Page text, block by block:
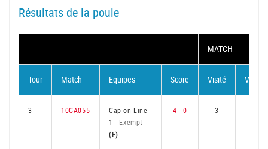
Résultats de la poule
MATCH
Tour Match Equipes Score Visité
3 10GA055
Cap on Line
1-Exempt
(F)
4 - 0 3